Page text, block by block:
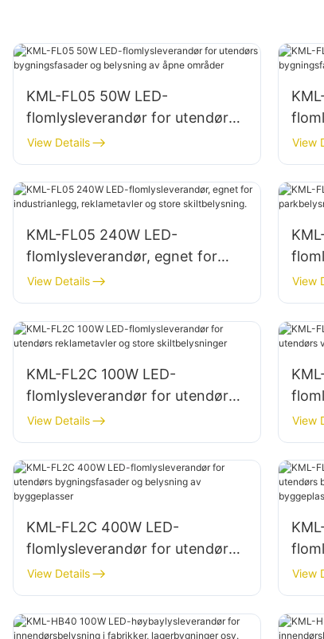
KML-FL05 50W LED-
flomlysleverandør for utendørs
bygningsfasader og belysning
av åpne områder
View Details
av
View
KML-FL05 240W LED-
flomlysleverandør, egnet for
industrianlegg, reklametavler og
store skiltbelysning.
View Details View
KML-FL2C 100W LED-
flomlysleverandør for utendørs
reklametavler og store
skiltbelysninger
View Details View
KML-FL2C 400W LED-
flomlysleverandør for utendørs
bygningsfasader og belysning
av byggeplasser
View Details
av
View